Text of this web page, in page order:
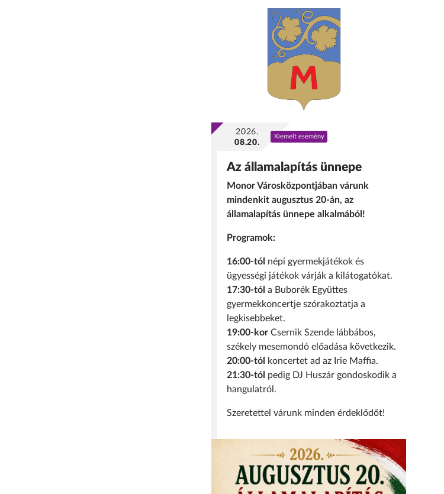
2026.
08.20.
Kiemelt esemény
Az államalapítás ünnepe
Monor Városközpontjában várunk
mindenkit augusztus 20-án, az
államalapítás ünnepe alkalmából!
Programok:
16:00-tól népi gyermekjátékok és
ügyességi játékok várják a kilátogatókat.
17:30-tól a Buborék Együttes
gyermekkoncertje szórakoztatja a
legkisebbeket.
19:00-kor Csernik Szende lábbábos,
székely mesemondó előadása következik.
20:00-tól
koncertet ad az Irie Maffia.
21:30-tól pedig DJ Huszár gondoskodik a
hangulatról.
Szeretettel várunk minden érdeklődőt!